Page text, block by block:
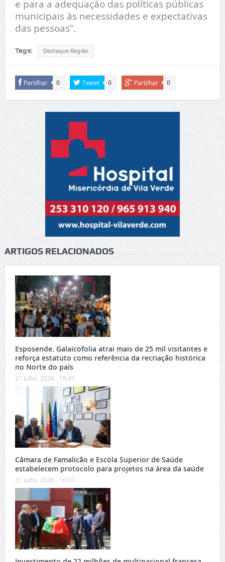
e para a adequação das políticas públicas
municipais às necessidades e expectativas
das pessoas”.
Tags: Destaque Região
Partilhar 0 Tweet 0 Partilhar 0
ARTIGOS RELACIONADOS
Esposende. Galaicofolia atrai mais de 25 mil visitantes e
reforça estatuto como referência da recriação histórica
no Norte do país
21 Julho, 2026 - 18:45
Câmara de Famalicão e Escola Superior de Saúde
estabelecem protocolo para projetos na área da saúde
21 Julho, 2026 - 16:07